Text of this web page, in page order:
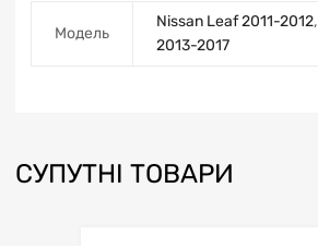
Модель
Nissan Leaf 2011-2012,
2013-2017
СУПУТНІ ТОВАРИ